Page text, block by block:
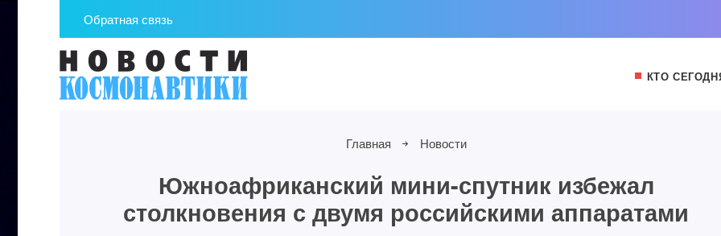
Обратная связь
КТО
Главная Новости
Южноафриканский мини-спутник избежал
столкновения с двумя российскими аппаратами